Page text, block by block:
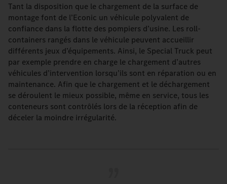
Tant la disposition que le chargement de la surface de
montage font de l’Econic un véhicule polyvalent de
confiance dans la flotte des pompiers d’usine. Les roll-
containers rangés dans le véhicule peuvent accueillir
différents jeux d’équipements. Ainsi, le Special Truck peut
par exemple prendre en charge le chargement d’autres
véhicules d’intervention lorsqu’ils sont en réparation ou en
maintenance. Afin que le chargement et le déchargement
se déroulent le mieux possible, même en service, tous les
conteneurs sont contrôlés lors de la réception afin de
déceler la moindre irrégularité.